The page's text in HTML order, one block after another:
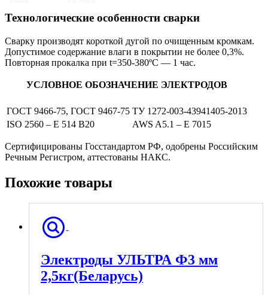
Технологические особенности сварки
Сварку производят короткой дугой по очищенным кромкам.
Допустимое содержание влаги в покрытии не более 0,3%.
Повторная прокалка при t=350-380ºС — 1 час.
УСЛОВНОЕ ОБОЗНАЧЕНИЕ ЭЛЕКТРОДОВ
ГОСТ 9466-75, ГОСТ 9467-75 ТУ 1272-003-43941405-2013
ISO 2560 – E 514 В20
AWS A5.1 – E 7015
Сертифицированы Госстандартом РФ, одобрены Российским
Речным Регистром, аттестованы НАКС.
Похожие товары
Электроды УЛЬТРА Ф3 мм
2,5кг(Беларусь)